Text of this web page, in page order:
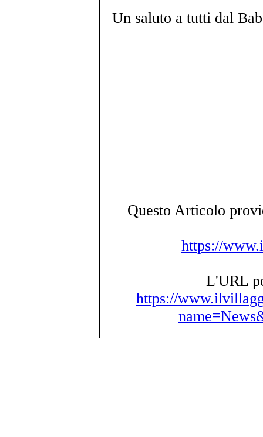
Un saluto a tutti dal
Questo Articolo
https://
L'URL
https://